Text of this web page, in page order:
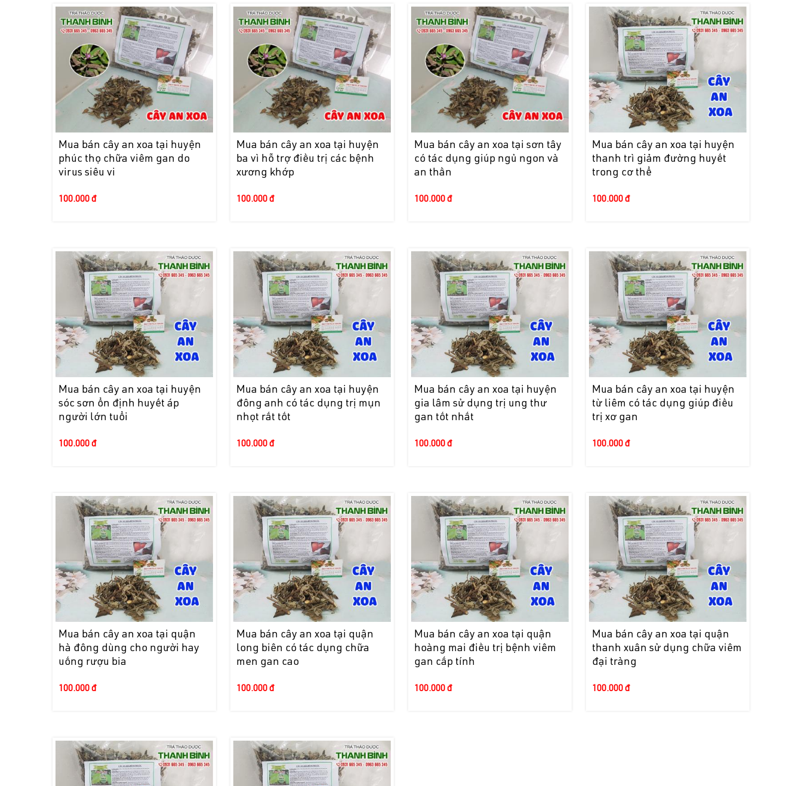
Mua bán cây an xoa tại huyện
phúc thọ chữa viêm gan do
virus siêu vi
100.000 đ
Mua bán cây an xoa tại huyện
ba vì hỗ trợ điều trị các bệnh
xương khớp
100.000 đ
Mua bán cây an xoa tại sơn tây
có tác dụng giúp ngủ ngon và
an thần
100.000 đ
Mua bán cây an xoa tại huyện
thanh trì giảm đường huyết
trong cơ thể
100.000 đ
Mua bán cây an xoa tại huyện
sóc sơn ổn định huyết áp
người lớn tuổi
100.000 đ
Mua bán cây an xoa tại huyện
đông anh có tác dụng trị mụn
nhọt rất tốt
100.000 đ
Mua bán cây an xoa tại huyện
gia lâm sử dụng trị ung thư
gan tốt nhất
100.000 đ
Mua bán cây an xoa tại huyện
từ liêm có tác dụng giúp điều
trị xơ gan
100.000 đ
Mua bán cây an xoa tại quận
hà đông dùng cho người hay
uống rượu bia
100.000 đ
Mua bán cây an xoa tại quận
long biên có tác dụng chữa
men gan cao
100.000 đ
Mua bán cây an xoa tại quận
hoàng mai điều trị bệnh viêm
gan cấp tính
100.000 đ
Mua bán cây an xoa tại quận
thanh xuân sử dụng chữa viêm
đại tràng
100.000 đ